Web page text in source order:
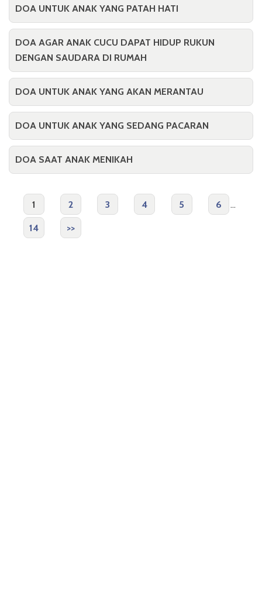
DOA UNTUK ANAK YANG PATAH HATI
DOA AGAR ANAK CUCU DAPAT HIDUP RUKUN
DENGAN SAUDARA DI RUMAH
DOA UNTUK ANAK YANG AKAN MERANTAU
DOA UNTUK ANAK YANG SEDANG PACARAN
DOA SAAT ANAK MENIKAH
1 2 3 4 5 6 ...
14 >>